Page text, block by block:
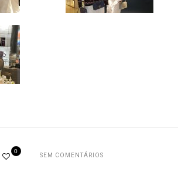
0
SEM COMENTÁRIOS